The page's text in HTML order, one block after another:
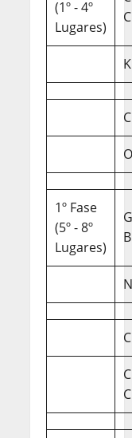
(1º - 4º
Lugares)
C
1º Fase
(5º - 8º
Lugares)
B
C